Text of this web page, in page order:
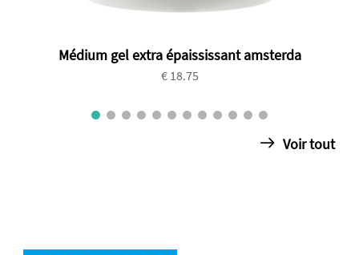
Médium gel extra épaississant amsterda
€ 18.75
Voir tout